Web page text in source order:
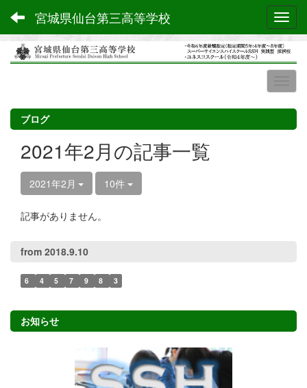
宮城県仙台第三高等学校
ブログ
2021年2月の記事一覧
2021年2月 10件
記事がありません。
from 2018.9.10
6 4 5 7 9 8 3
お知らせ